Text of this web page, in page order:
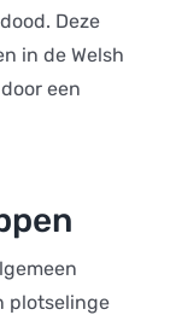
Deze
in de Welsh
een
plotselinge